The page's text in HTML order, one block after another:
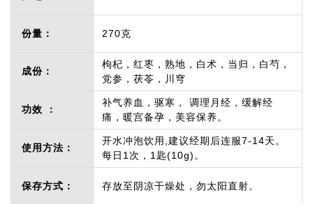
份量： 270克
成份：
枸杞，红枣，熟地，白术，当归，白芍，
党参，茯苓，川穹
功效 ：
补气养血，驱寒， 调理月经，缓解经
痛，暖宫备孕，美容保养。
使用方法：
开水冲泡饮用,建议经期后连服7-14天。
每日1次，1匙(10g)。
保存方式： 存放至阴凉干燥处，勿太阳直射。